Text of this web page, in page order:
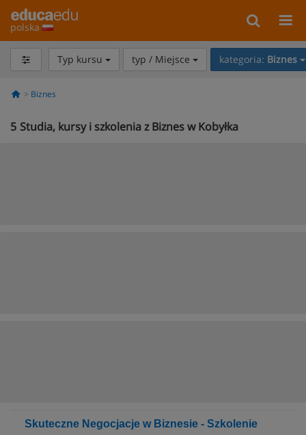
polska
Typ kursu typ / Miejsce kategoria: Biznes
Biznes
5 Studia, kursy i szkolenia z Biznes w Kobyłka
Skuteczne Negocjacje w Biznesie - Szkolenie